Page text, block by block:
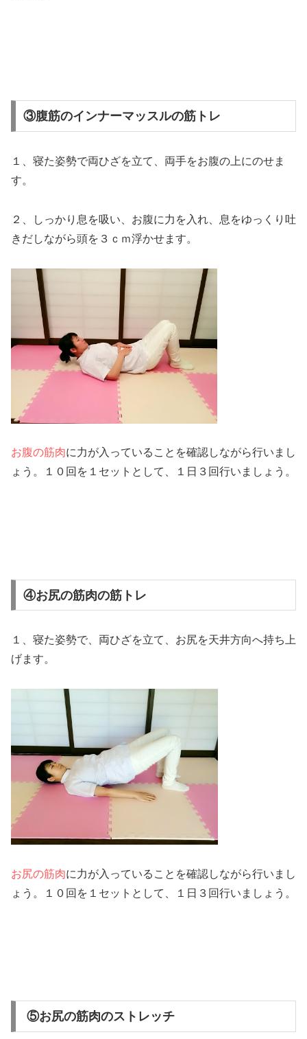
③腹筋のインナーマッスルの筋トレ
１、寝た姿勢で両ひざを立て、両手をお腹の上にのせま
す。
２、しっかり息を吸い、お腹に力を入れ、息をゆっくり吐
きだしながら頭を３ｃｍ浮かせます。
お腹の筋肉に力が入っていることを確認しながら行いまし
ょう。１０回を１セットとして、１日３回行いましょう。
④お尻の筋肉の筋トレ
１、寝た姿勢で、両ひざを立て、お尻を天井方向へ持ち上
げます。
お尻の筋肉に力が入っていることを確認しながら行いまし
ょう。１０回を１セットとして、１日３回行いましょう。
⑤お尻の筋肉のストレッチ